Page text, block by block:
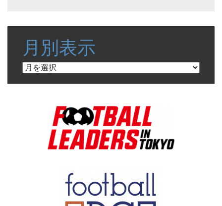
月別表示
月